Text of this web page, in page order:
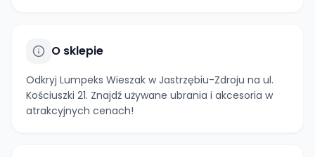
O sklepie
Odkryj Lumpeks Wieszak w Jastrzębiu-Zdroju na ul.
Kościuszki 21. Znajdź używane ubrania i akcesoria w
atrakcyjnych cenach!